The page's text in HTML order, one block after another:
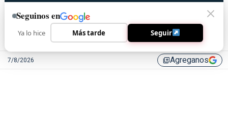
7/8/2026 library_addAgreganos
Seguinos en
Ya lo hice Más tarde Seguir